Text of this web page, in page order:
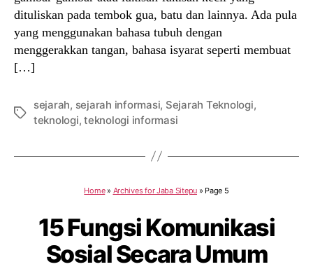
dituliskan pada tembok gua, batu dan lainnya. Ada pula
yang menggunakan bahasa tubuh dengan
menggerakkan tangan, bahasa isyarat seperti membuat
[…]
Tags
sejarah, sejarah informasi, Sejarah Teknologi,
teknologi,teknologi informasi
Home» Archives for Jaba Sitepu » Page 5
15 Fungsi Komunikasi
Sosial Secara Umum